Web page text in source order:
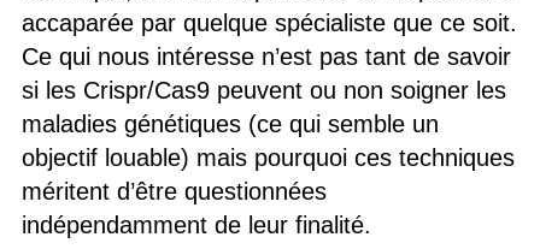
accaparée par quelque spécialiste que ce soit.
Ce qui nous intéresse n’est pas tant de savoir
si les Crispr/Cas9 peuvent ou non soigner les
maladies génétiques (ce qui semble un
objectif louable) mais pourquoi ces techniques
méritent d’être questionnées
indépendamment de leur finalité.